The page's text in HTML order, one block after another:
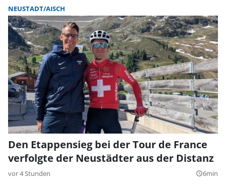
NEUSTADT/AISCH
Den Etappensieg bei der Tour de France
verfolgte der Neustädter aus der Distanz
vor 4 Stunden query_builder6min